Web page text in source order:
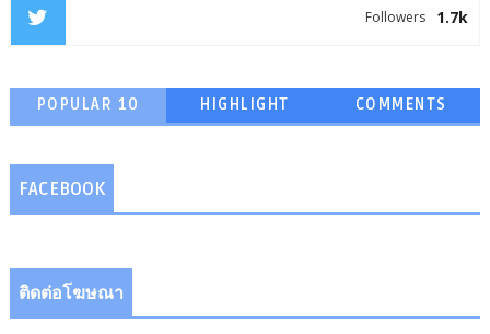
1.7k
Followers
POPULAR 10 HIGHLIGHT COMMENTS
FACEBOOK
ติดต่อโฆษณา